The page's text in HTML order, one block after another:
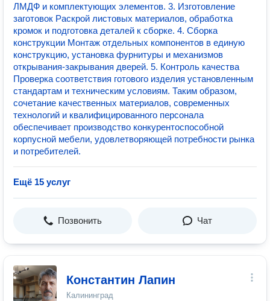
ЛМДФ и комплектующих элементов. 3. Изготовление
заготовок Раскрой листовых материалов, обработка
кромок и подготовка деталей к сборке. 4. Сборка
конструкции Монтаж отдельных компонентов в единую
конструкцию, установка фурнитуры и механизмов
открывания-закрывания дверей. 5. Контроль качества
Проверка соответствия готового изделия установленным
стандартам и техническим условиям. Таким образом,
сочетание качественных материалов, современных
технологий и квалифицированного персонала
обеспечивает производство конкурентоспособной
корпусной мебели, удовлетворяющей потребности рынка
и потребителей.
Ещё 15 услуг
Позвонить Чат
Константин Лапин
Калининград